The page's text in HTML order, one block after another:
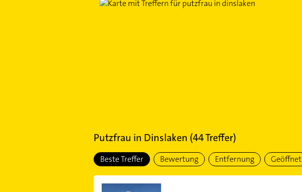
Putzfrau in Dinslaken (44Treffer)
Beste Treffer Bewertung Entfernung Geöffnet